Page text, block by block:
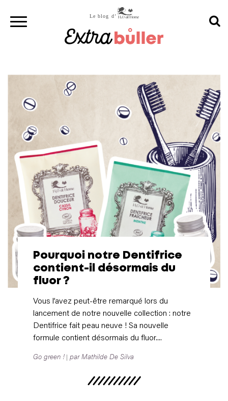
Pourquoi notre Dentifrice
contient-il désormais du
fluor ?
Vous l’avez peut-être remarqué lors du
lancement de notre nouvelle collection : notre
Dentifrice fait peau neuve ! Sa nouvelle
formule contient désormais du fluor....
Go green ! par Mathilde De Silva